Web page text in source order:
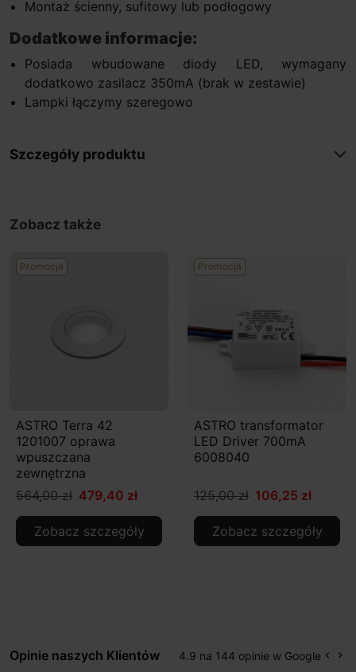
Montaż ścienny, sufitowy lub podłogowy
Dodatkowe informacje:
Posiada wbudowane diody LED, wymagany
dodatkowo zasilacz 350mA (brak w zestawie)
Lampki łączymy szeregowo
Szczegóły produktu
Zobacz także
Promocja
ASTRO Terra 42
1201007 oprawa
wpuszczana
zewnętrzna
564,00 zł 479,40 zł
Zobacz szczegóły
Promocja
ASTRO transformator
LED Driver 700mA
6008040
125,00 zł 106,25 zł
Zobacz szczegóły
Opinie naszych Klientów 4.9 na 144 opinie w Google keyboard_arrow_left keyboard_arrow_right